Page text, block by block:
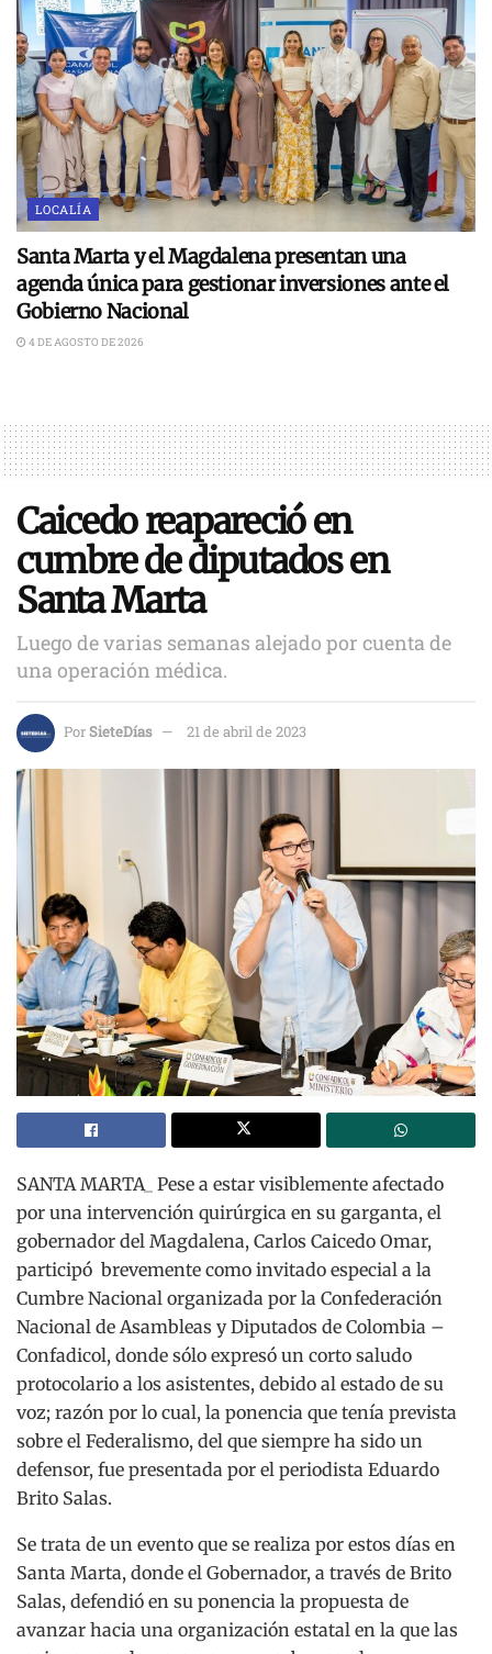
LOCALÍA
Santa Marta y el Magdalena presentan una
agenda única para gestionar inversiones ante el
Gobierno Nacional
4 DE AGOSTO DE 2026
Caicedo reapareció en
cumbre de diputados en
Santa Marta
Luego de varias semanas alejado por cuenta de
una operación médica.
PorSieteDías 21 de abril de 2023
SANTA MARTA_ Pese a estar visiblemente afectado
por una intervención quirúrgica en su garganta, el
gobernador del Magdalena, Carlos Caicedo Omar,
participó brevemente como invitado especial a la
Cumbre Nacional organizada por la Confederación
Nacional de Asambleas y Diputados de Colombia –
Confadicol, donde sólo expresó un corto saludo
protocolario a los asistentes, debido al estado de su
voz; razón por lo cual, la ponencia que tenía prevista
sobre el Federalismo, del que siempre ha sido un
defensor, fue presentada por el periodista Eduardo
Brito Salas.
Se trata de un evento que se realiza por estos días en
Santa Marta, donde el Gobernador, a través de Brito
Salas, defendió en su ponencia la propuesta de
avanzar hacia una organización estatal en la que las